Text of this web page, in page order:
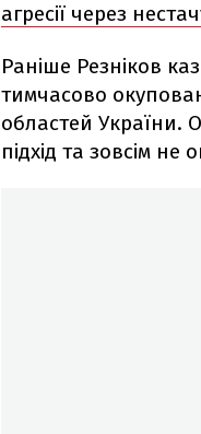
агресії через
Раніше Резніков
тимчасово
областей України.
підхід та зовсім не